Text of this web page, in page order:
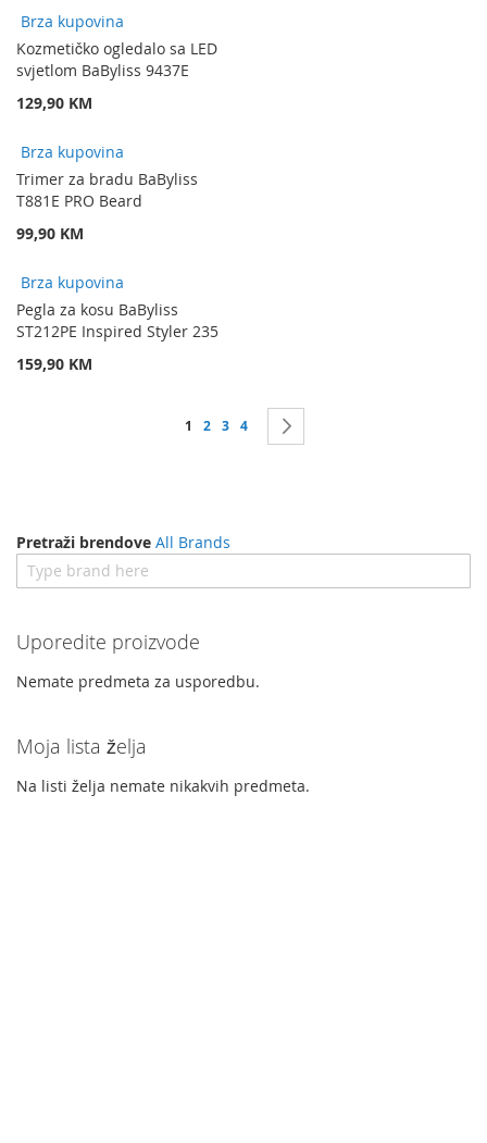
Brza kupovina
Kozmetičko ogledalo sa LED
svjetlom BaByliss 9437E
129,90 KM
Brza kupovina
Trimer za bradu BaByliss
T881E PRO Beard
99,90 KM
Brza kupovina
Pegla za kosu BaByliss
ST212PE Inspired Styler 235
159,90 KM
Stranica
Trenutno čitate stranicu
1 Stranica
2 Stranica
3 Stranica
4
Pretraži brendove All Brands
Uporedite proizvode
Nemate predmeta za usporedbu.
Moja lista želja
Na listi želja nemate nikakvih predmeta.